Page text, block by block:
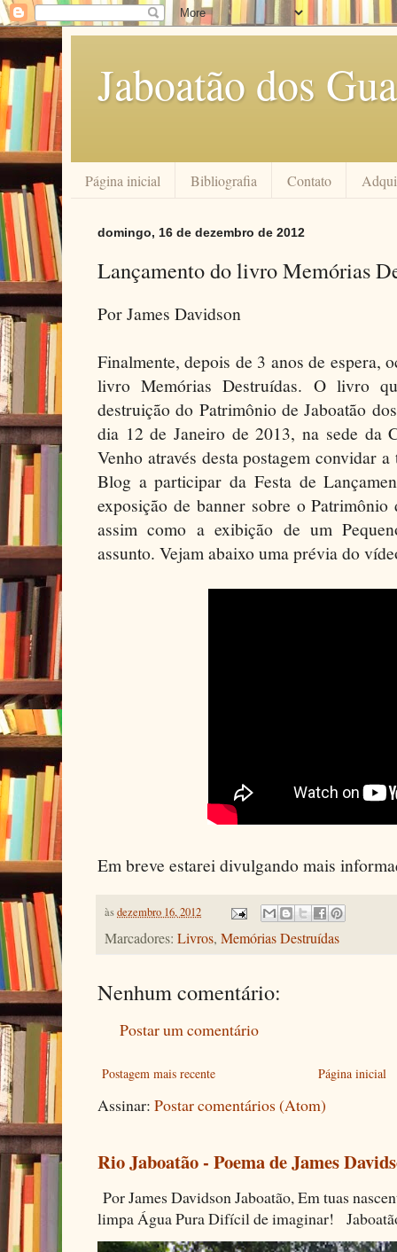
Jaboatão dos
Página inicial Bibliografia Contato
domingo, 16 de dezembro de 2012
Lançamento do livro Memórias
Por James Davidson
Finalmente, depois de 3 anos de espera,
livro Memórias Destruídas. O livro
destruição do Patrimônio de Jaboatão
dia 12 de Janeiro de 2013, na sede da
Venho através desta postagem convidar
Blog a participar da Festa de
exposição de banner sobre o Patrimônio
assim como a exibição de um
assunto. Vejam abaixo uma prévia do
Em breve estarei divulgando mais
àsdezembro 16, 2012
Marcadores: Livros, Memórias Destruídas
Nenhum comentário:
Postar um comentário
Postagem mais recente Página inicial
Assinar: Postar comentários (Atom)
Rio Jaboatão - Poema de James
Por James Davidson Jaboatão, Em tuas
limpa Água Pura Difícil de imaginar!